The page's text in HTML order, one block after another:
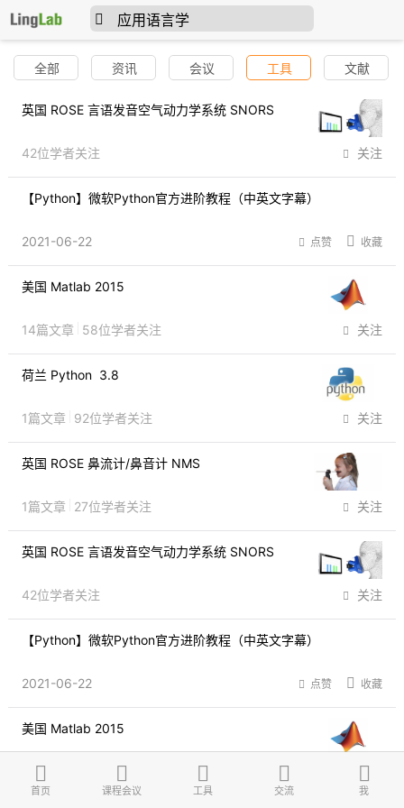
全部 资讯 会议 工具 文献
英国 ROSE 言语发音空气动力学系统 SNORS
42位学者关注 关注
【Python】微软Python官方进阶教程（中英文字幕）
2021-06-22 点赞 收藏
美国 Matlab 2015
14篇文章 58位学者关注 关注
荷兰 Python  3.8
1篇文章 92位学者关注 关注
英国 ROSE 鼻流计/鼻音计 NMS
1篇文章 27位学者关注 关注
英国 ROSE 言语发音空气动力学系统 SNORS
42位学者关注 关注
【Python】微软Python官方进阶教程（中英文字幕）
2021-06-22 点赞 收藏
美国 Matlab 2015
14篇文章 58位学者关注 关注
首页 课程会议 工具 交流 我